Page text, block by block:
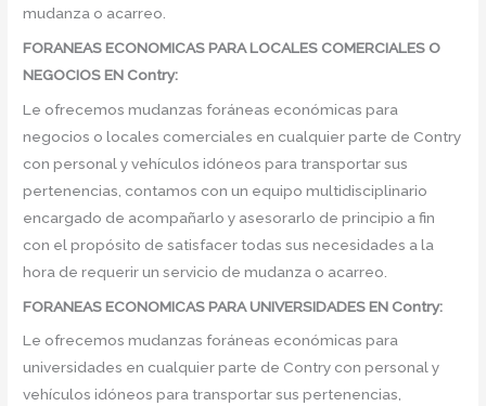
mudanza o acarreo.
FORANEAS ECONOMICAS PARA LOCALES COMERCIALES O
NEGOCIOS EN Contry:
Le ofrecemos mudanzas foráneas económicas para
negocios o locales comerciales en cualquier parte de Contry
con personal y vehículos idóneos para transportar sus
pertenencias, contamos con un equipo multidisciplinario
encargado de acompañarlo y asesorarlo de principio a fin
con el propósito de satisfacer todas sus necesidades a la
hora de requerir un servicio de mudanza o acarreo.
FORANEAS ECONOMICAS PARA UNIVERSIDADES EN Contry:
Le ofrecemos mudanzas foráneas económicas para
universidades en cualquier parte de Contry con personal y
vehículos idóneos para transportar sus pertenencias,